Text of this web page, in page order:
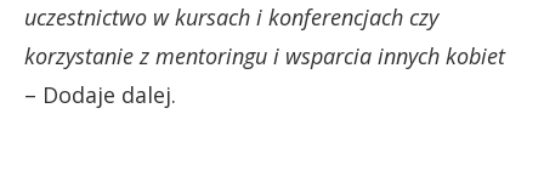
uczestnictwo w kursach i konferencjach czy
korzystanie z mentoringu i wsparcia innych kobiet
– Dodaje dalej.